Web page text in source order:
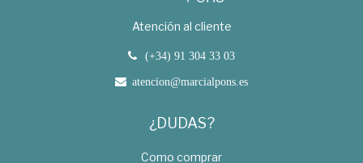
Atención al cliente
(+34) 91 304 33 03
atencion@marcialpons.es
¿DUDAS?
Como comprar